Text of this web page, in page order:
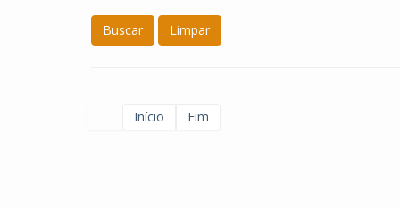
Buscar Limpar
Início Fim